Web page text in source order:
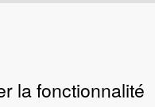
la fonctionnalité